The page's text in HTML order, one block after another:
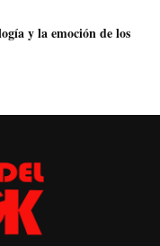
y la emoción de los